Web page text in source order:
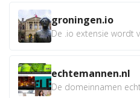
groningen.io
echtemannen.nl